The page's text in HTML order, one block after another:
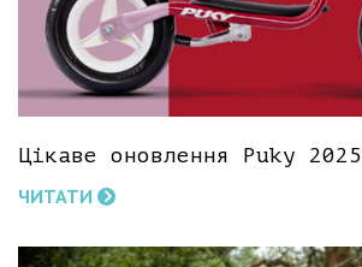
Цікаве оновлення Puky 2025
ЧИТАТИ